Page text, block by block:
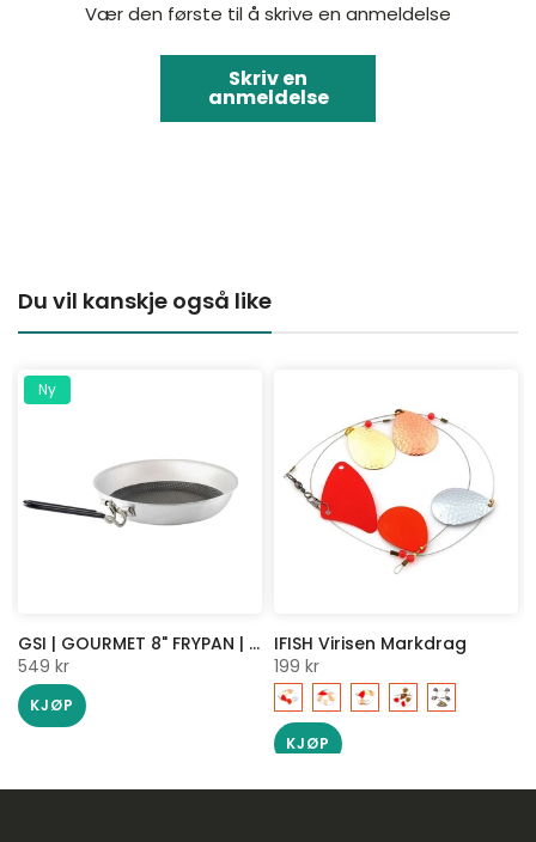
Vær den første til å skrive en anmeldelse
Skriv en
anmeldelse
Du vil kanskje også like
Ny
GSI | GOURMET 8" FRYPAN | STEKEPANNE FOR TUR | BÅLPANNE
549 kr
KJØP
IFISH Virisen Markdrag
199 kr
KJØP